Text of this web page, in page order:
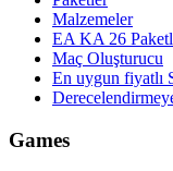
Malzemeler
EA KA 26
Maç Oluşturucu
En uygun fiyatlı
Games